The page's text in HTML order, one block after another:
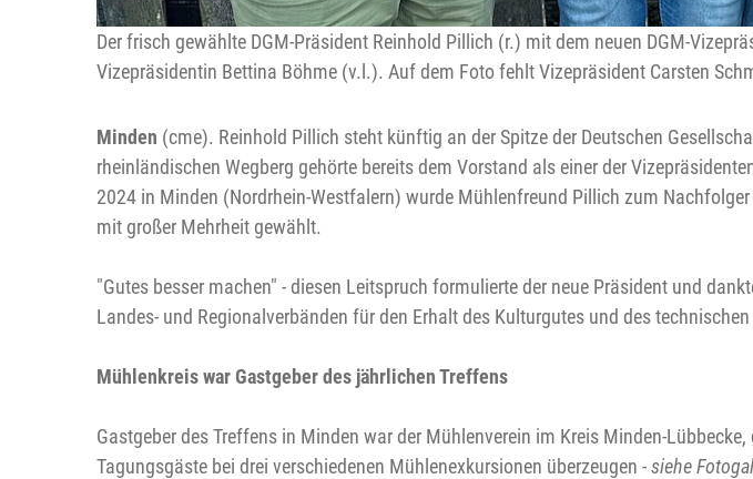
Der frisch gewählte DGM-Präsident Reinhold Pillich (r.) mit dem neuen DGM-
Vizepräsidentin Bettina Böhme (v.l.). Auf dem Foto fehlt Vizepräsident Carsten
Minden (cme). Reinhold Pillich steht künftig an der Spitze der Deutschen
rheinländischen Wegberg gehörte bereits dem Vorstand als einer der
2024 in Minden (Nordrhein-Westfalern) wurde Mühlenfreund Pillich zum
mit großer Mehrheit gewählt.
"Gutes besser machen" - diesen Leitspruch formulierte der neue Präsident und
Landes- und Regionalverbänden für den Erhalt des Kulturgutes und des
Mühlenkreis war Gastgeber des jährlichen Treffens
Gastgeber des Treffens in Minden war der Mühlenverein im Kreis Minden-
Tagungsgäste bei drei verschiedenen Mühlenexkursionen überzeugen - siehe